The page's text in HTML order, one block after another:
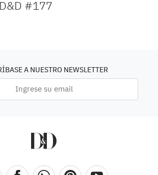
#177
A NUESTRO NEWSLETTER